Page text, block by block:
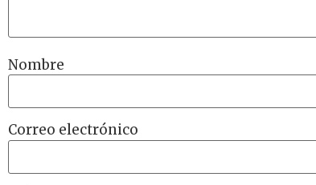
Nombre
Correo electrónico